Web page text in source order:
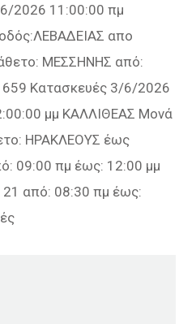
2026 11:00:00 πμ
απο
ΜΕΣΣΗΝΗΣ από:
Κατασκευές 3/6/2026
μμ ΚΑΛΛΙΘΕΑΣ Μονά
ΗΡΑΚΛΕΟΥΣ έως
09:00 πμ έως: 12:00 μμ
από: 08:30 πμ έως: